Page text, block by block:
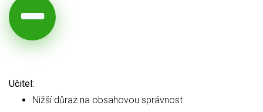
Učitel:
Nižší důraz na obsahovou správnost